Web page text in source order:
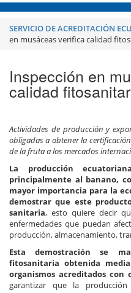
SERVICIO DE ACREDITACIÓN
en musáceas verifica calidad
Inspección en
calidad
Actividades de producción y
obligadas a obtener la
de la fruta a los mercados
La producción
principalmente al banano,
mayor importancia para la
demostrar que este
sanitaria, esto quiere decir
enfermedades que puedan
producción, almacenamiento,
Esta demostración se
fitosanitaria obtenida
organismos acreditados
garantizar que la